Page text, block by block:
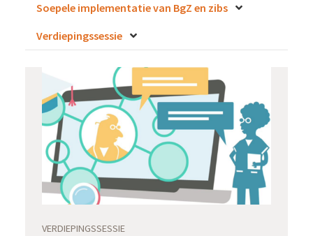
Soepele implementatie van BgZ en zibs
Verdiepingssessie
VERDIEPINGSSESSIE